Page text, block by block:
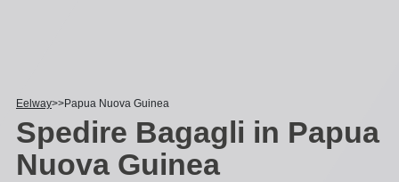
Eelway Papua Nuova Guinea
Spedire Bagagli in Papua
Nuova Guinea